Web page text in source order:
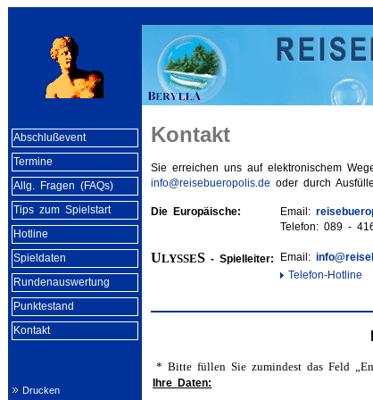
Abschlußevent
Termine
Allg. Fragen (FAQs)
Tips zum Spielstart
Hotline
Spieldaten
Rundenauswertung
Punktestand
Kontakt
Drucken
Kontakt
Sie erreichen uns auf elektronischem
info@reisebueropolis.de oder durch
Die Europäische: Email:
Telefon: 089 -
ULYSSES - Spielleiter: Email:
Telefon-Hotline
* Bitte füllen Sie zumindest das Feld
Ihre Daten: